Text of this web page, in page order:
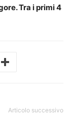
Tra i primi 4
Articolo successivo